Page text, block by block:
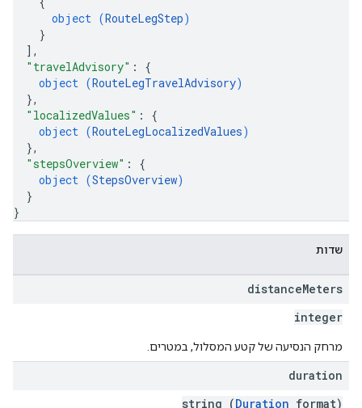
object (RouteLegStep)
}
] ,
"travelAdvisory" : {
object (RouteLegTravelAdvisory)
},
"localizedValues" : {
object (RouteLegLocalizedValues)
},
"stepsOverview" : {
object (StepsOverview)
}
}
שדות
distanceMeters
integer
מרחק הנסיעה של קטע המסלול, במטרים.
duration
string (Duration format)